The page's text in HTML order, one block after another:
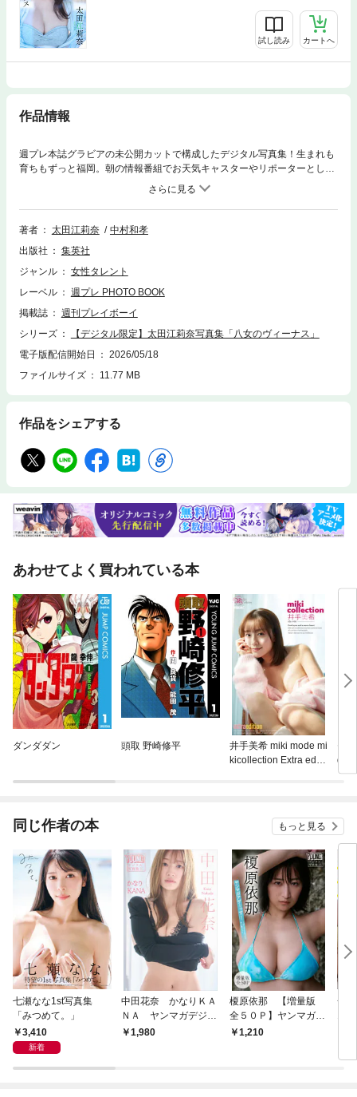
試し読み カートへ
作品情報
週プレ本誌グラビアの未公開カットで構成したデジタル写真集！生まれも
育ちもずっと福岡。朝の情報番組でお天気キャスターやリポーターとして
親しまれ、地元・八女市で「八女市茶のくに親善大使」を務めるなど、タ
レントとして多岐に活動する彼女が、20代最後に挑んだ“人生初グラビ
ア”。趣味の美容やサウナで磨かれた健康美、初とは思えないほど凜とした
表情、たまに見せる素の笑顔、ドキッとするメガネショットまで……。
HE・九州美人”太田さんの初デジタル写真集をたっぷりお楽しみくださ
い！
著者 太田江莉奈
中村和孝
出版社
集英社
ジャンル
女性タレント
レーベル
週プレ PHOTO BOOK
掲載誌
週刊プレイボーイ
シリーズ
【デジタル限定】太田江莉奈写真集「八女のヴィーナス」
電子版配信開始日
2026/05/18
ファイルサイズ
11.77 MB
作品をシェアする
あわせてよく買われている本
ダンダダン 頭取 野崎修平
井手美希 miki mode mi
kicollection Extra editi
de
同じ作者の本 もっと見る
七瀬なな1st写真集
「みつめて。」
3,410
新着
中田花奈 かなりＫＡ
ＮＡ ヤンマガデジタ
ル写真集
1,980
榎原依那 【増量版
全５０Ｐ】ヤンマガア
ザーっす！＜ＹＭ２０
1,210
一